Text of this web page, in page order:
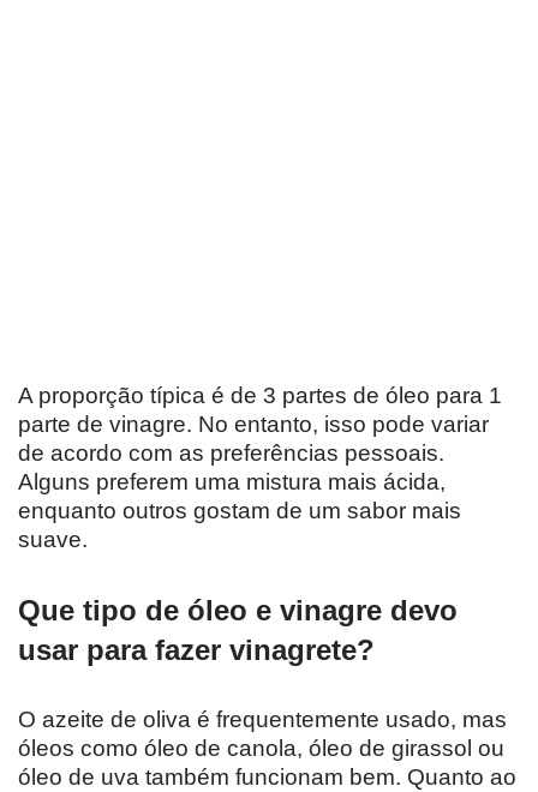
A proporção típica é de 3 partes de óleo para 1
parte de vinagre. No entanto, isso pode variar
de acordo com as preferências pessoais.
Alguns preferem uma mistura mais ácida,
enquanto outros gostam de um sabor mais
suave.
Que tipo de óleo e vinagre devo
usar para fazer vinagrete?
O azeite de oliva é frequentemente usado, mas
óleos como óleo de canola, óleo de girassol ou
óleo de uva também funcionam bem. Quanto ao